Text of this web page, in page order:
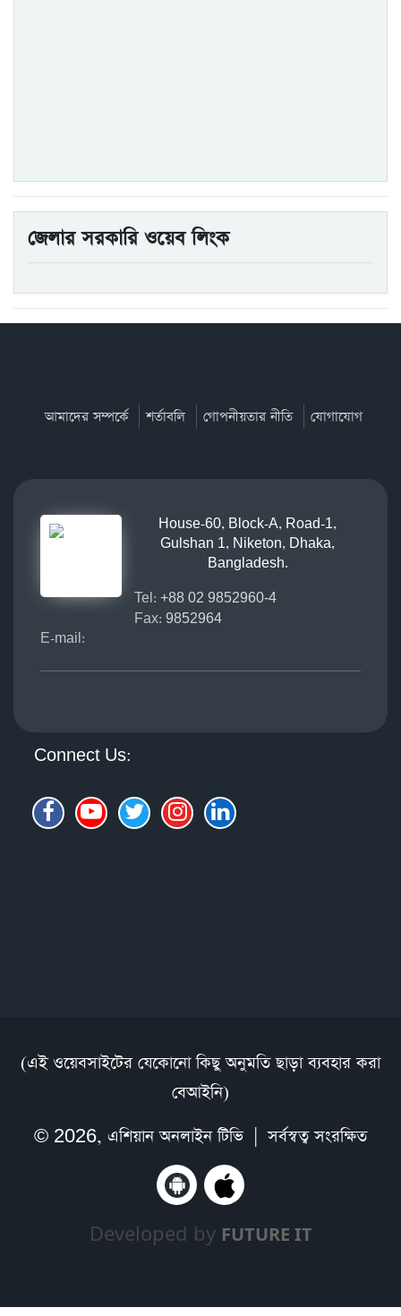
জেলার সরকারি ওয়েব লিংক
আমাদের সম্পর্কে শর্তাবলি গোপনীয়তার নীতি যোগাযোগ
House-60, Block-A, Road-1,
Gulshan 1, Niketon, Dhaka,
Bangladesh.
Tel: +88 02 9852960-4
Fax: 9852964
E-mail:
Connect Us:
(এই ওয়েবসাইটের যেকোনো কিছু অনুমতি ছাড়া ব্যবহার করা
বেআইনি)
© 2026, এশিয়ান অনলাইন টিভি| সর্বস্বত্ব সংরক্ষিত
Developed by FUTURE IT